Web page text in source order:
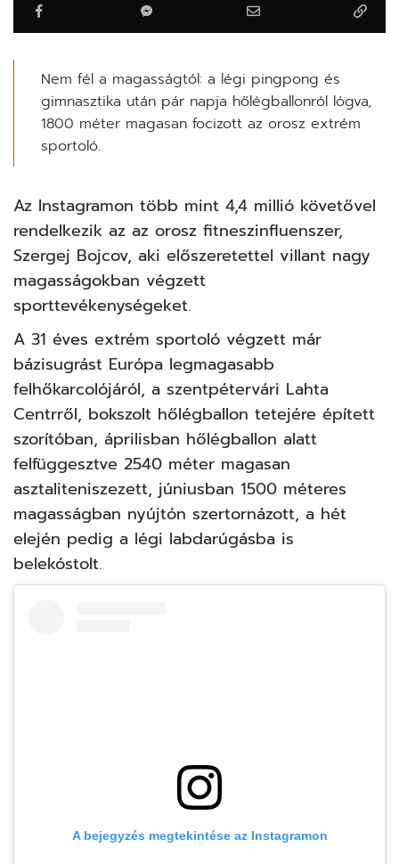
Nem fél a magasságtól: a légi pingpong és
gimnasztika után pár napja hőlégballonról lógva,
1800 méter magasan focizott az orosz extrém
sportoló.
Az Instagramon több mint 4,4 millió követővel
rendelkezik az az orosz fitneszinfluenszer,
Szergej Bojcov, aki előszeretettel villant nagy
magasságokban végzett
sporttevékenységeket.
A 31 éves extrém sportoló végzett már
bázisugrást Európa legmagasabb
felhőkarcolójáról, a szentpétervári Lahta
Centrről, bokszolt hőlégballon tetejére épített
szorítóban, áprilisban hőlégballon alatt
felfüggesztve 2540 méter magasan
asztaliteniszezett, júniusban 1500 méteres
magasságban nyújtón szertornázott, a hét
elején pedig a légi labdarúgásba is
belekóstolt.
A bejegyzés megtekintése az Instagramon